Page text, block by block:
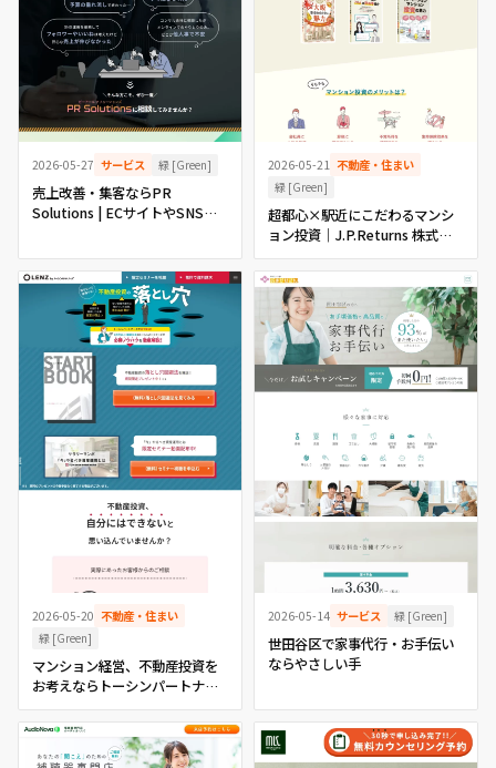
2026-05-27 サービス 緑 [Green]
売上改善・集客ならPR
Solutions | ECサイトやSNS運
2026-05-21 不動産・住まい
緑 [Green]
超都心×駅近にこだわるマンシ
ョン投資｜J.P.Returns 株式会
社
2026-05-20 不動産・住まい
緑 [Green]
マンション経営、不動産投資を
お考えならトーシンパートナー
ズ
2026-05-14 サービス 緑 [Green]
世田谷区で家事代行・お手伝い
ならやさしい手